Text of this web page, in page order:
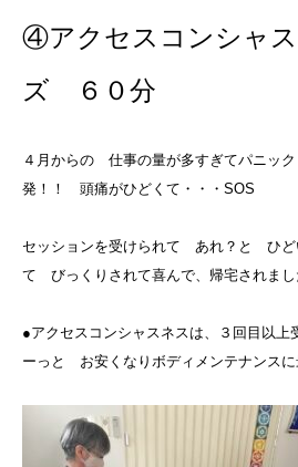
④アクセスコンシャ
ズ ６０分
４月からの 仕事の量が多すぎてパニッ
発！！ 頭痛がひどくて・・・SOS
セッションを受けられて あれ？と ひ
て びっくりされて喜んで、帰宅されまし
●アクセスコンシャスネスは、３回目以
ーっと お安くなりボディメンテナンスに